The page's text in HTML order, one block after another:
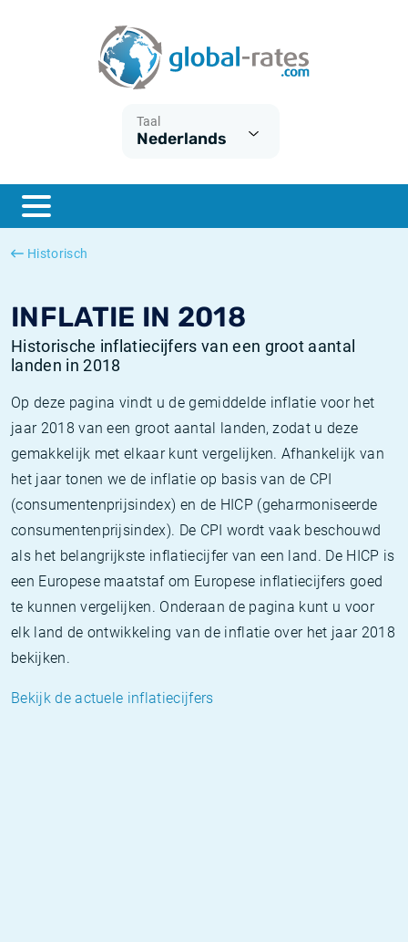
Taal
Nederlands
Historisch
INFLATIE IN 2018
Historische inflatiecijfers van een groot aantal
landen in 2018
Op deze pagina vindt u de gemiddelde inflatie voor het
jaar 2018 van een groot aantal landen, zodat u deze
gemakkelijk met elkaar kunt vergelijken. Afhankelijk van
het jaar tonen we de inflatie op basis van de CPI
(consumentenprijsindex) en de HICP (geharmoniseerde
consumentenprijsindex). De CPI wordt vaak beschouwd
als het belangrijkste inflatiecijfer van een land. De HICP is
een Europese maatstaf om Europese inflatiecijfers goed
te kunnen vergelijken. Onderaan de pagina kunt u voor
elk land de ontwikkeling van de inflatie over het jaar 2018
bekijken.
Bekijk de actuele inflatiecijfers
ESTER
SONIA
Wat is CPI inflatie?
Wat is HICP inflatie?
Nederlandse inflatie - CPI
Amerikaanse inflatie - CPI
Euribor historie
SOFR historie
TONAR historie
Inflatiecalculator